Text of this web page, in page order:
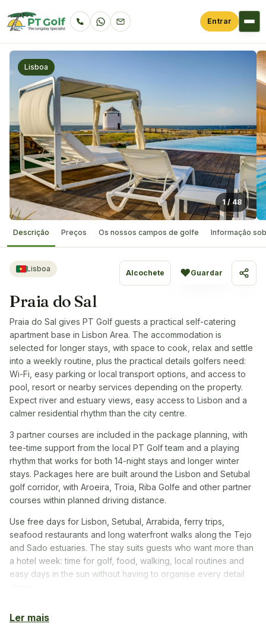
Entrar
Lisboa
1 /48
Descrição Preços Os nossos campos de golfe Informação
Alcochete ♥Guardar
Lisboa
Praia do Sal
Praia do Sal gives PT Golf guests a practical self-catering
apartment base in Lisbon Area. The accommodation is
selected for longer stays, with space to cook, relax and settle
into a weekly routine, plus the practical details golfers need:
Wi-Fi, easy parking or local transport options, and access to
pool, resort or nearby services depending on the property.
Expect river and estuary views, easy access to Lisbon and a
calmer residential rhythm than the city centre.
3 partner courses are included in the package planning, with
tee-time support from the local PT Golf team and a playing
rhythm that works for both 14-night stays and longer winter
stays. Packages here are built around the Lisbon and Setubal
golf corridor, with Aroeira, Troia, Riba Golfe and other partner
courses within planned driving distance.
Use free days for Lisbon, Setubal, Arrabida, ferry trips,
seafood restaurants and long waterfront walks along the Tejo
and Sado estuaries. The stay suits guests who want more than
a hotel week: time for golf, food, walking, local routines and
easy days in the sun without having to organise every detail
Ler mais